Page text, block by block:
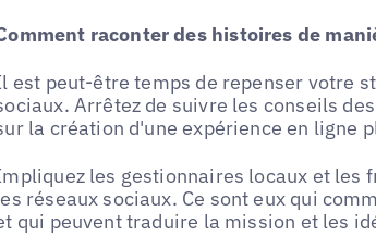
raconter des histoires de
est peut-être temps de repenser votre
Arrêtez de suivre les conseils
la création d'une expérience en ligne
les gestionnaires locaux et les
réseaux sociaux. Ce sont eux qui
qui peuvent traduire la mission et les